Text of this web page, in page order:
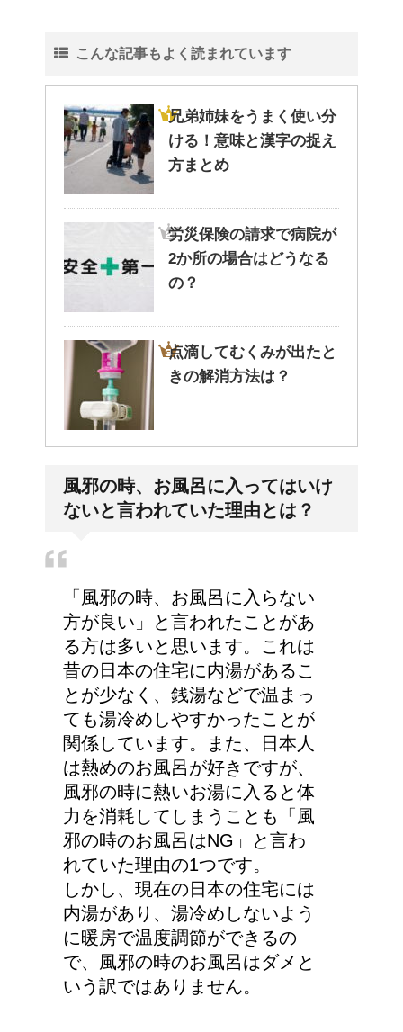
こんな記事もよく読まれています
兄弟姉妹をうまく使い分
ける！意味と漢字の捉え
方まとめ
労災保険の請求で病院が
2か所の場合はどうなる
の？
点滴してむくみが出たと
きの解消方法は？
くれない・・そんなこと
ってあるの？
トマトジュースと黒酢の
効果～組み合わせてピカ
イチ
人が死ぬ前に感じる予感
や予兆の3パターン
車に子供を3人乗せる場
合は普通車？もしくはワ
ゴン？
トマトの収穫、なぜ実が
割れるのか？
風邪の時、お風呂に入ってはいけ
ないと言われていた理由とは？
「風邪の時、お風呂に入らない
方が良い」と言われたことがあ
る方は多いと思います。これは
昔の日本の住宅に内湯があるこ
とが少なく、銭湯などで温まっ
ても湯冷めしやすかったことが
関係しています。また、日本人
は熱めのお風呂が好きですが、
風邪の時に熱いお湯に入ると体
力を消耗してしまうことも「風
邪の時のお風呂はNG」と言わ
れていた理由の1つです。
しかし、現在の日本の住宅には
内湯があり、湯冷めしないよう
に暖房で温度調節ができるの
で、風邪の時のお風呂はダメと
いう訳ではありません。